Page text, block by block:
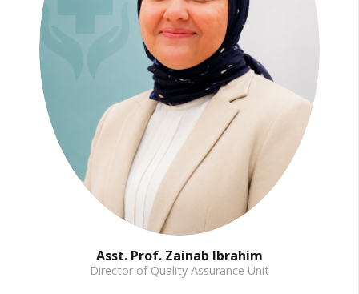
Asst. Prof. Zainab Ibrahim
Director of Quality Assurance Unit